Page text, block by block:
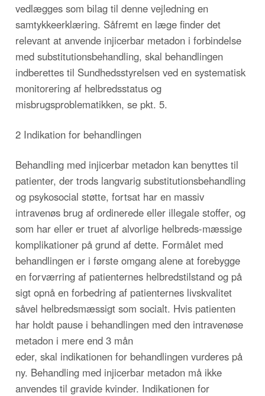
vedlægges som bilag til denne vejledning en
samtykkeerklæring. Såfremt en læge finder det
relevant at anvende injicerbar metadon i forbindelse
med substitutionsbehandling, skal behandlingen
indberettes til Sundhedsstyrelsen ved en systematisk
monitorering af helbredsstatus og
misbrugsproblematikken, se pkt. 5.
2 Indikation for behandlingen
Behandling med injicerbar metadon kan benyttes til
patienter, der trods langvarig substitutionsbehandling
og psykosocial støtte, fortsat har en massiv
intravenøs brug af ordinerede eller illegale stoffer, og
som har eller er truet af alvorlige helbreds-mæssige
komplikationer på grund af dette. Formålet med
behandlingen er i første omgang alene at forebygge
en forværring af patienternes helbredstilstand og på
sigt opnå en forbedring af patienternes livskvalitet
såvel helbredsmæssigt som socialt. Hvis patienten
har holdt pause i behandlingen med den intravenøse
metadon i mere end 3 mån
eder, skal indikationen for behandlingen vurderes på
ny. Behandling med injicerbar metadon må ikke
anvendes til gravide kvinder. Indikationen for